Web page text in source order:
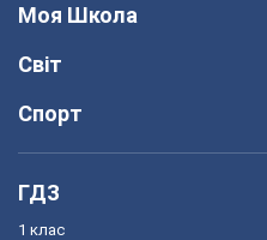
Моя Школа
Світ
Спорт
ГДЗ
1 клас